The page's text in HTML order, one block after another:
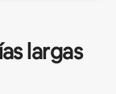
largas